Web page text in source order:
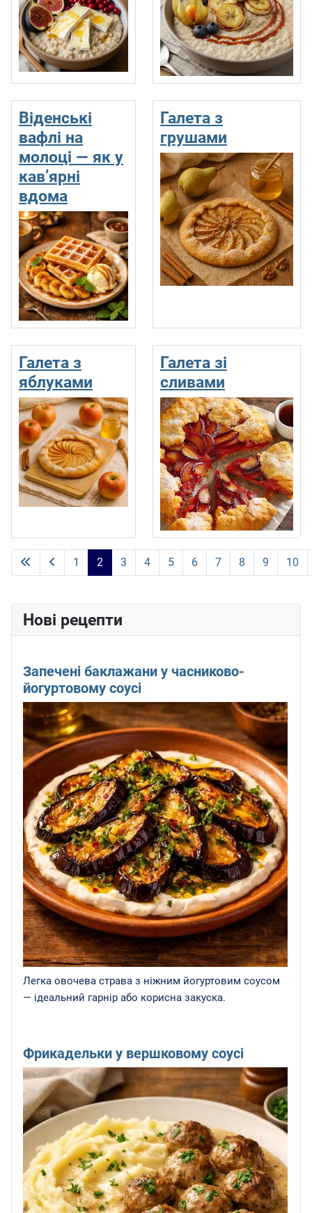
Віденські
вафлі на
молоці — як у
кав’ярні
вдома
Галета з
грушами
Галета з
яблуками
Галета зі
сливами
Сторінка 2 із 15
1 2 3 4 5 6 7 8 9 10
Нові рецепти
Запечені баклажани у часниково-
йогуртовому соусі
Легка овочева страва з ніжним йогуртовим соусом
— ідеальний гарнір або корисна закуска.
Фрикадельки у вершковому соусі